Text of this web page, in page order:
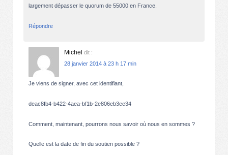
largement dépasser le quorum de 55000 en France.
Répondre
Michel dit :
28 janvier 2014 à 23 h 17 min
Je viens de signer, avec cet identifiant,
deac8fb4-b422-4aea-bf1b-2e806eb3ee34
Comment, maintenant, pourrons nous savoir où nous en sommes ?
Quelle est la date de fin du soutien possible ?